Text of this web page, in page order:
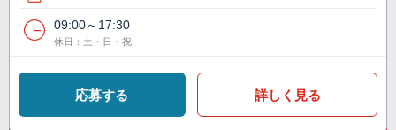
09:00～17:30
休日：土・日・祝
応募する 詳しく見る